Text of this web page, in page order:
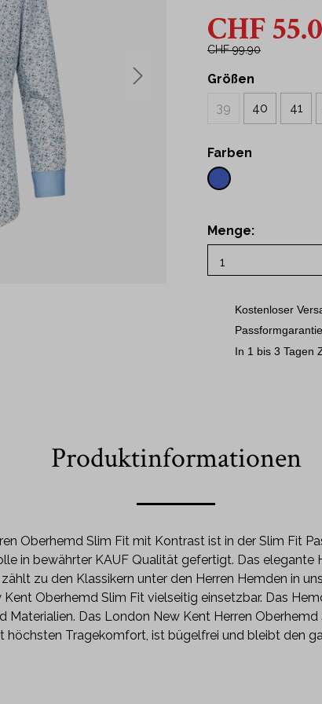
44
45
46
2XL
CHF
CHF 99.90
Größen
39
40 41
Farben
Menge:
Kostenloser
Passformgarantie
In 1 bis 3 Tagen
Produktinformationen
Oberhemd Slim Fit mit Kontrast ist in der Slim Fit
in bewährter KAUF Qualität gefertigt. Das elegante
zu den Klassikern unter den Herren Hemden in
Oberhemd Slim Fit vielseitig einsetzbar. Das
Materialien. Das London New Kent Herren
höchsten Tragekomfort, ist bügelfrei und bleibt den